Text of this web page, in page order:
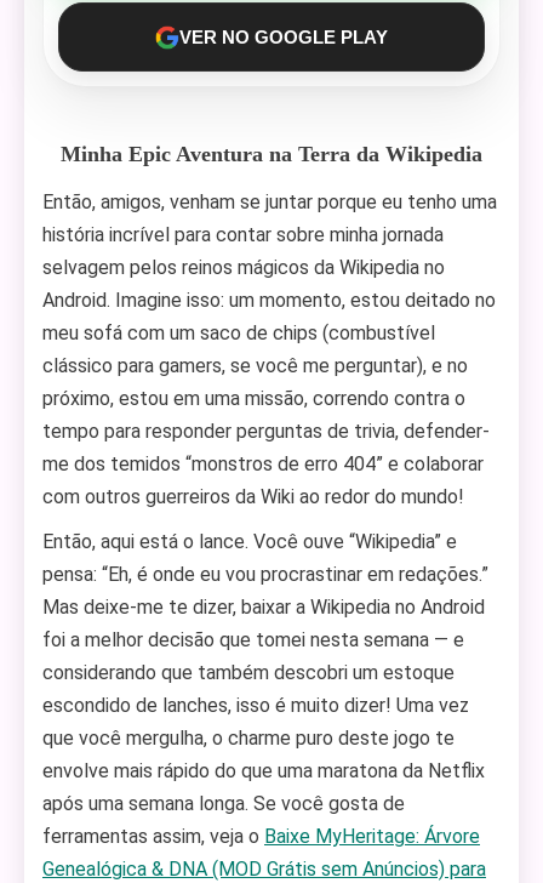
VER NO GOOGLE PLAY
Minha Epic Aventura na Terra da Wikipedia
Então, amigos, venham se juntar porque eu tenho uma
história incrível para contar sobre minha jornada
selvagem pelos reinos mágicos da Wikipedia no
Android. Imagine isso: um momento, estou deitado no
meu sofá com um saco de chips (combustível
clássico para gamers, se você me perguntar), e no
próximo, estou em uma missão, correndo contra o
tempo para responder perguntas de trivia, defender-
me dos temidos “monstros de erro 404” e colaborar
com outros guerreiros da Wiki ao redor do mundo!
Então, aqui está o lance. Você ouve “Wikipedia” e
pensa: “Eh, é onde eu vou procrastinar em redações.”
Mas deixe-me te dizer, baixar a Wikipedia no Android
foi a melhor decisão que tomei nesta semana — e
considerando que também descobri um estoque
escondido de lanches, isso é muito dizer! Uma vez
que você mergulha, o charme puro deste jogo te
envolve mais rápido do que uma maratona da Netflix
após uma semana longa. Se você gosta de
ferramentas assim, veja o Baixe MyHeritage: Árvore
Genealógica & DNA (MOD Grátis sem Anúncios) para